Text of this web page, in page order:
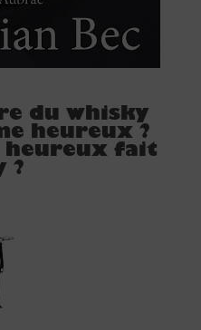
du whisky
heureux ?
heureux fait
?